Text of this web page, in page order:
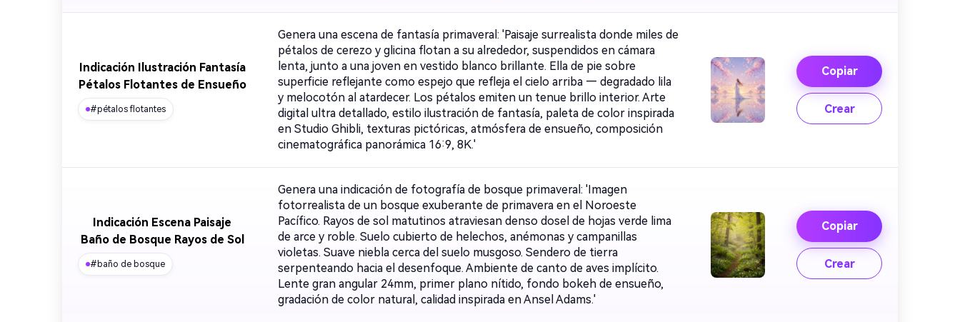
Indicación Ilustración Fantasía
Pétalos Flotantes de Ensueño
#pétalos flotantes
Genera una escena de fantasía primaveral: 'Paisaje surrealista donde miles de
pétalos de cerezo y glicina flotan a su alrededor, suspendidos en cámara
lenta, junto a una joven en vestido blanco brillante. Ella de pie sobre
superficie reflejante como espejo que refleja el cielo arriba — degradado lila
y melocotón al atardecer. Los pétalos emiten un tenue brillo interior. Arte
digital ultra detallado, estilo ilustración de fantasía, paleta de color inspirada
en Studio Ghibli, texturas pictóricas, atmósfera de ensueño, composición
cinematográfica panorámica 16:9, 8K.'
Copiar
Crear
Indicación Escena Paisaje
Baño de Bosque Rayos de Sol
#baño de bosque
Genera una indicación de fotografía de bosque primaveral: 'Imagen
fotorrealista de un bosque exuberante de primavera en el Noroeste
Pacífico. Rayos de sol matutinos atraviesan denso dosel de hojas verde lima
de arce y roble. Suelo cubierto de helechos, anémonas y campanillas
violetas. Suave niebla cerca del suelo musgoso. Sendero de tierra
serpenteando hacia el desenfoque. Ambiente de canto de aves implícito.
Lente gran angular 24mm, primer plano nítido, fondo bokeh de ensueño,
gradación de color natural, calidad inspirada en Ansel Adams.'
Copiar
Crear